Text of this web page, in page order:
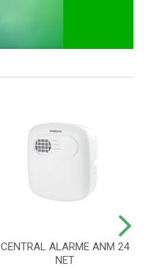
CENTRAL ALARME ANM 24
NET